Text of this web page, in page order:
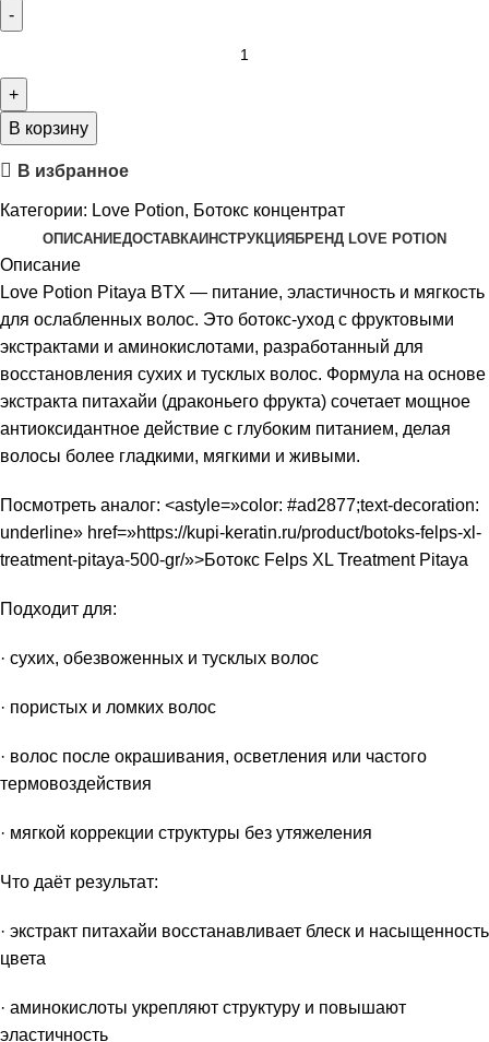
В корзину
В избранное
Категории: Love Potion, Ботокс концентрат
ОПИСАНИЕДОСТАВКАИНСТРУКЦИЯ БРЕНД LOVE POTION
Описание
Love Potion Pitaya BTX — питание, эластичность и мягкость
для ослабленных волос. Это ботокс-уход с фруктовыми
экстрактами и аминокислотами, разработанный для
восстановления сухих и тусклых волос. Формула на основе
экстракта питахайи (драконьего фрукта) сочетает мощное
антиоксидантное действие с глубоким питанием, делая
волосы более гладкими, мягкими и живыми.
Посмотреть аналог: <astyle=»color: #ad2877;text-decoration:
underline» href=»https://kupi-keratin.ru/product/botoks-felps-xl-
treatment-pitaya-500-gr/»>Ботокс Felps XL Treatment Pitaya
Подходит для:
· сухих, обезвоженных и тусклых волос
· пористых и ломких волос
· волос после окрашивания, осветления или частого
термовоздействия
· мягкой коррекции структуры без утяжеления
Что даёт результат:
· экстракт питахайи восстанавливает блеск и насыщенность
цвета
· аминокислоты укрепляют структуру и повышают
эластичность